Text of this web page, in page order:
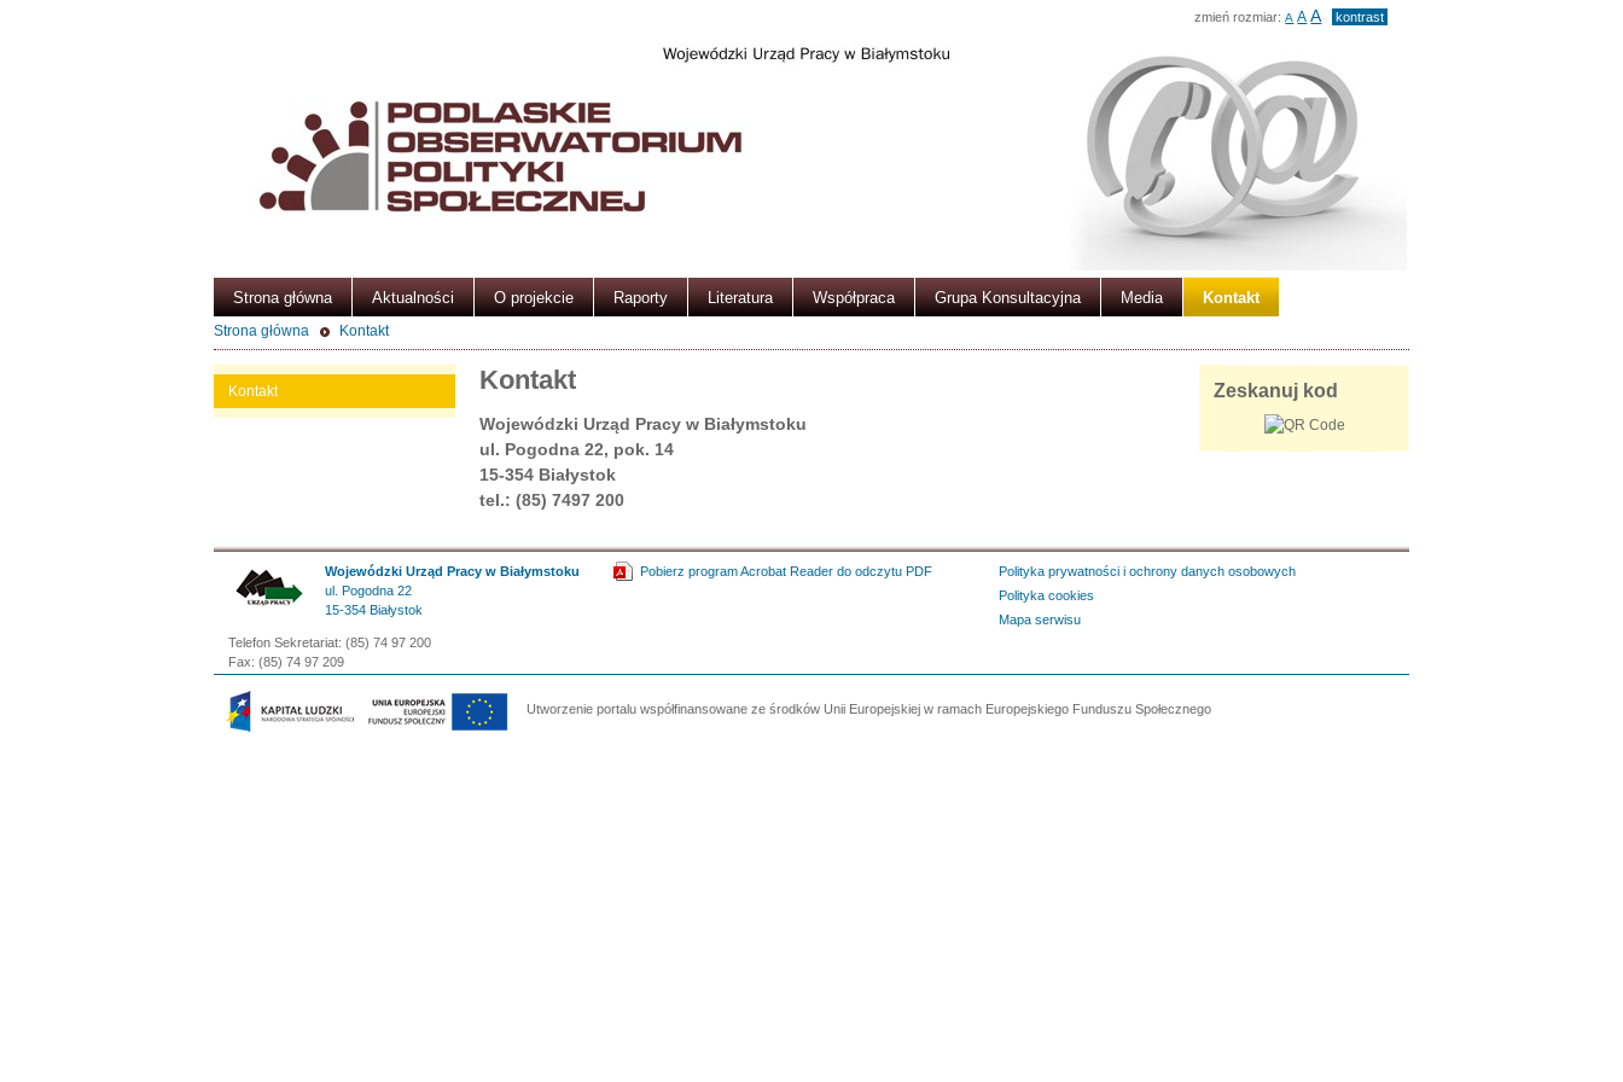
zmień rozmiar: A A A kontrast
Strona główna Aktualności O projekcie Raporty Literatura Współpraca Grupa Konsultacyjna Media Kontakt
Strona główna Kontakt
Kontakt
Wojewódzki Urząd Pracy w Białymstoku
ul. Pogodna 22, pok. 14
15-354 Białystok
tel.: (85) 7497 200
Zeskanuj kod
Kontakt
Wojewódzki Urząd Pracy w Białymstoku
ul. Pogodna 22
15-354 Białystok
Telefon Sekretariat: (85) 74 97 200
Fax: (85) 74 97 209
Pobierz program Acrobat Reader do odczytu PDF
Polityka prywatności i ochrony danych osobowych
Polityka cookies
Mapa serwisu
Utworzenie portalu współfinansowane ze środków Unii Europejskiej w ramach Europejskiego Funduszu Społecznego